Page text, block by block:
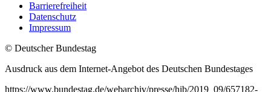
Barrierefreiheit
Datenschutz
Impressum
© Deutscher Bundestag
Ausdruck aus dem Internet-Angebot des Deutschen Bundestages
https://www.bundestag.de/webarchiv/presse/hib/2019_09/657182-